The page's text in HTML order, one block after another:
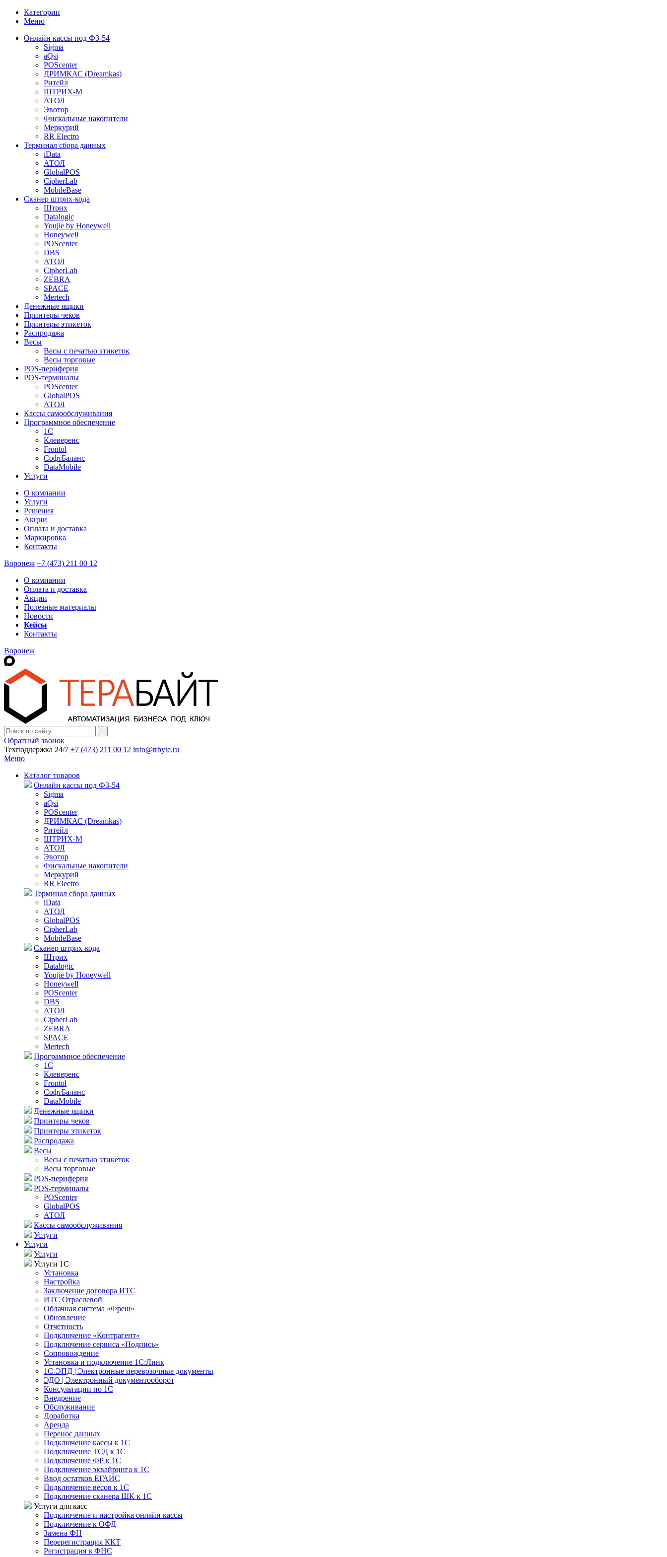
Категории
Меню
Онлайн кассы под ФЗ-54
Sigma
aQsi
POScenter
ДРИМКАС (Dreamkas)
Ритейл
ШТРИХ-М
АТОЛ
Эвотор
Фискальные накопители
Меркурий
RR Electro
Терминал сбора данных
iData
АТОЛ
GlobalPOS
CipherLab
MobileBase
Сканер штрих-кода
Штрих
Datalogic
Youjie by Honeywell
Honeywell
POScenter
DBS
АТОЛ
CipherLab
ZEBRA
SPACE
Mertech
Денежные ящики
Принтеры чеков
Принтеры этикеток
Распродажа
Весы
Весы с печатью этикеток
Весы торговые
POS-периферия
POS-терминалы
POScenter
GlobalPOS
АТОЛ
Кассы самообслуживания
Программное обеспечение
1С
Клеверенс
Frontol
СофтБаланс
DataMobile
Услуги
О компании
Услуги
Решения
Акции
Оплата и доставка
Маркировка
Контакты
Воронеж +7 (473) 211 00 12
О компании
Оплата и доставка
Акции
Полезные материалы
Новости
Кейсы
Контакты
Воронеж
Обратный звонок
Техподдержка 24/7 +7 (473) 211 00 12 info@trbyte.ru
Меню
Каталог товаров
Онлайн кассы под ФЗ-54
Sigma
aQsi
POScenter
ДРИМКАС (Dreamkas)
Ритейл
ШТРИХ-М
АТОЛ
Эвотор
Фискальные накопители
Меркурий
RR Electro
Терминал сбора данных
iData
АТОЛ
GlobalPOS
CipherLab
MobileBase
Сканер штрих-кода
Штрих
Datalogic
Youjie by Honeywell
Honeywell
POScenter
DBS
АТОЛ
CipherLab
ZEBRA
SPACE
Mertech
Программное обеспечение
1С
Клеверенс
Frontol
СофтБаланс
DataMobile
Денежные ящики
Принтеры чеков
Принтеры этикеток
Распродажа
Весы
Весы с печатью этикеток
Весы торговые
POS-периферия
POS-терминалы
POScenter
GlobalPOS
АТОЛ
Кассы самообслуживания
Услуги
Услуги
Услуги
Услуги 1С
Установка
Настройка
Заключение договора ИТС
ИТС Отраслевой
Облачная система «Фреш»
Обновление
Отчетность
Подключение «Контрагент»
Подключение сервиса «Подпись»
Сопровождение
Установка и подключение 1С:Линк
1С-ЭПД | Электронные перевозочные документы
ЭДО | Электронный документооборот
Консультации по 1С
Внедрение
Обслуживание
Доработка
Аренда
Перенос данных
Подключение кассы к 1С
Подключение ТСД к 1С
Подключение ФР к 1С
Подключение эквайринга к 1С
Ввод остатков ЕГАИС
Подключение весов к 1С
Подключение сканера ШК к 1С
Услуги для касс
Подключение и настройка онлайн кассы
Подключение к ОФД
Замена ФН
Перерегистрация ККТ
Регистрация в ФНС